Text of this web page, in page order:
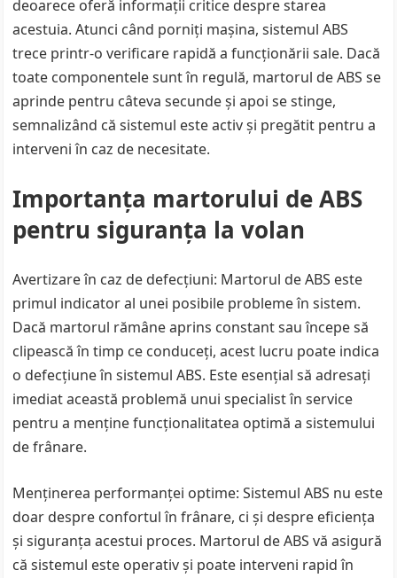
deoarece oferă informații critice despre starea
acestuia. Atunci când porniți mașina, sistemul ABS
trece printr-o verificare rapidă a funcționării sale. Dacă
toate componentele sunt în regulă, martorul de ABS se
aprinde pentru câteva secunde și apoi se stinge,
semnalizând că sistemul este activ și pregătit pentru a
interveni în caz de necesitate.
Importanța martorului de ABS
pentru siguranța la volan
Avertizare în caz de defecțiuni: Martorul de ABS este
primul indicator al unei posibile probleme în sistem.
Dacă martorul rămâne aprins constant sau începe să
clipească în timp ce conduceți, acest lucru poate indica
o defecțiune în sistemul ABS. Este esențial să adresați
imediat această problemă unui specialist în service
pentru a menține funcționalitatea optimă a sistemului
de frânare.
Menținerea performanței optime: Sistemul ABS nu este
doar despre confortul în frânare, ci și despre eficiența
și siguranța acestui proces. Martorul de ABS vă asigură
că sistemul este operativ și poate interveni rapid în